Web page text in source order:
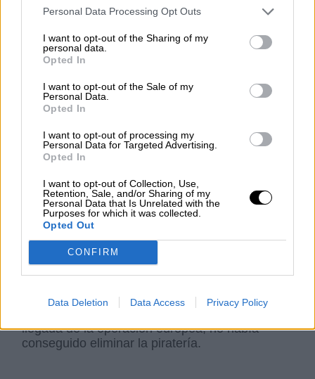
Personal Data Processing Opt Outs
I want to opt-out of the Sharing of my
personal data.
Opted In
I want to opt-out of the Sale of my
Personal Data.
Opted In
I want to opt-out of processing my
Personal Data for Targeted Advertising.
Opted In
I want to opt-out of Collection, Use,
Retention, Sale, and/or Sharing of my
Personal Data that Is Unrelated with the
Purposes for which it was collected.
Opted Out
CONFIRM
Data Deletion Data Access Privacy Policy
Medio, que es el envío de una misión militar de
gestión de crisis para el Mar Rojo. España votó
a favor de esta misión. Esta tenía como
condición solicitar el respaldo de las Naciones
Unidas, como ocurre en todas las operaciones
libre circulación de barcos en el mar sin ninguna
intervención sobre las costas (cuestión
los Estados Unidos y otros socios está
produciendo ataques al territorio de Yemen).
Hay que recordar que la Unión Europea ha
tenido un gran éxito en el Índico, consiguiendo,
a través de la Operación Atalanta —que por
cierto ahora tiene su cuartel general en Rota y
un mando español— la desaparición de la
piratería, en un periodo de poco más de diez
ataques a distintos tipos de navíos comerciales.
llegada de la operación europea, no había
conseguido eliminar la piratería.